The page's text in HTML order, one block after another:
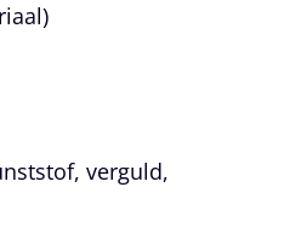
verguld,